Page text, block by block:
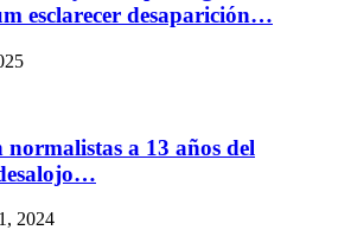
esclarecer desaparición…
normalistas a 13 años del
2024